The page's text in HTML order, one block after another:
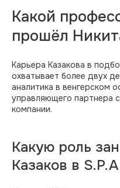
Какой
прошёл
Карьера Казакова в
охватывает более двух
аналитика в венгерском
управляющего партнера
компании.
Какую роль
Казаков в